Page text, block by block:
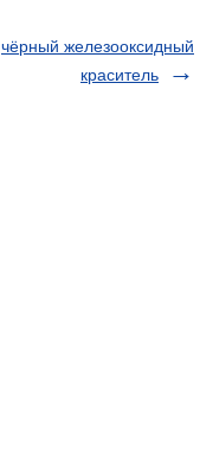
чёрный железооксидный
краситель